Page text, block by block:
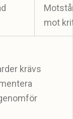
mot
krävs